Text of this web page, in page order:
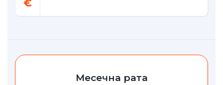
€
Месечна рата